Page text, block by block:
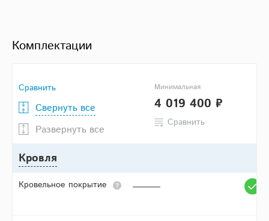
Комплектации
Сравнить
Свернуть все
Развернуть все
Минимальная
4 019 400 ₽
Сравнить
Кровля
Кровельное покрытие